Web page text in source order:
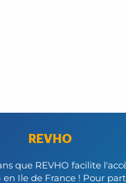
REVHO
que REVHO facilite
en Ile de France ! Pour